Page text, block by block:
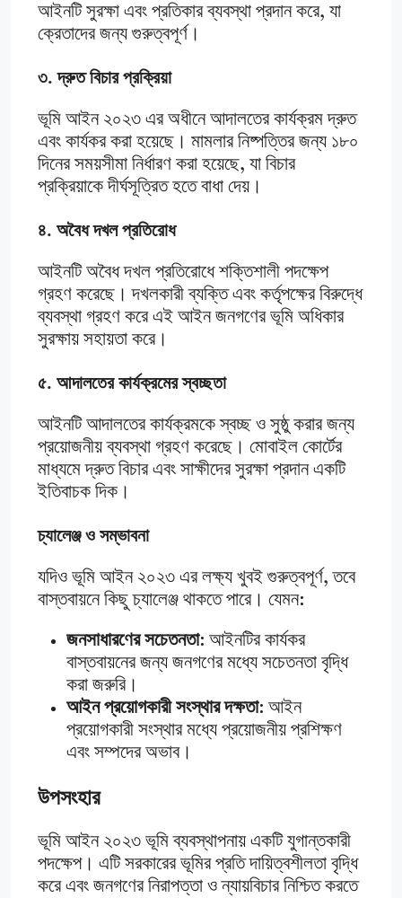
আইনটি সুরক্ষা এবং প্রতিকার ব্যবস্থা প্রদান করে, যা
ক্রেতাদের জন্য গুরুত্বপূর্ণ।
৩. দ্রুত বিচার প্রক্রিয়া
ভূমি আইন ২০২৩ এর অধীনে আদালতের কার্যক্রম দ্রুত
এবং কার্যকর করা হয়েছে। মামলার নিষ্পত্তির জন্য ১৮০
দিনের সময়সীমা নির্ধারণ করা হয়েছে, যা বিচার
প্রক্রিয়াকে দীর্ঘসূত্রিত হতে বাধা দেয়।
৪. অবৈধ দখল প্রতিরোধ
আইনটি অবৈধ দখল প্রতিরোধে শক্তিশালী পদক্ষেপ
গ্রহণ করেছে। দখলকারী ব্যক্তি এবং কর্তৃপক্ষের বিরুদ্ধে
ব্যবস্থা গ্রহণ করে এই আইন জনগণের ভূমি অধিকার
সুরক্ষায় সহায়তা করে।
৫. আদালতের কার্যক্রমের স্বচ্ছতা
আইনটি আদালতের কার্যক্রমকে স্বচ্ছ ও সুষ্ঠু করার জন্য
প্রয়োজনীয় ব্যবস্থা গ্রহণ করেছে। মোবাইল কোর্টের
মাধ্যমে দ্রুত বিচার এবং সাক্ষীদের সুরক্ষা প্রদান একটি
ইতিবাচক দিক।
চ্যালেঞ্জ ও সম্ভাবনা
যদিও ভূমি আইন ২০২৩ এর লক্ষ্য খুবই গুরুত্বপূর্ণ, তবে
বাস্তবায়নে কিছু চ্যালেঞ্জ থাকতে পারে। যেমন:
জনসাধারণের সচেতনতা: আইনটির কার্যকর
বাস্তবায়নের জন্য জনগণের মধ্যে সচেতনতা বৃদ্ধি
করা জরুরি।
আইন প্রয়োগকারী সংস্থার দক্ষতা: আইন
প্রয়োগকারী সংস্থার মধ্যে প্রয়োজনীয় প্রশিক্ষণ
এবং সম্পদের অভাব।
উপসংহার
ভূমি আইন ২০২৩ ভূমি ব্যবস্থাপনায় একটি যুগান্তকারী
পদক্ষেপ। এটি সরকারের ভূমির প্রতি দায়িত্বশীলতা বৃদ্ধি
করে এবং জনগণের নিরাপত্তা ও ন্যায়বিচার নিশ্চিত করতে